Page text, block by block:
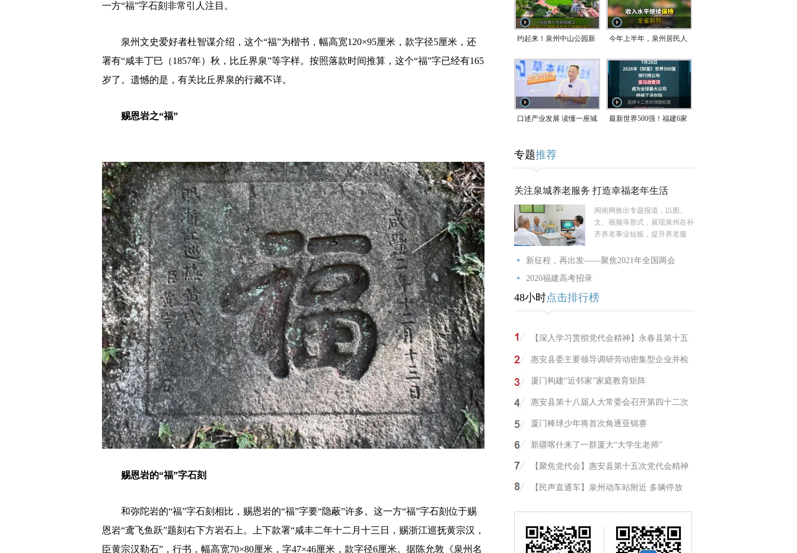
一方“福”字石刻非常引人注目。
泉州文史爱好者杜智谋介绍，这个“福”为楷书，幅高宽120×95厘米，款字径5厘米，还
署有“咸丰丁巳（1857年）秋，比丘界泉”等字样。按照落款时间推算，这个“福”字已经有165
岁了。遗憾的是，有关比丘界泉的行藏不详。
赐恩岩之“福”
赐恩岩的“福”字石刻
和弥陀岩的“福”字石刻相比，赐恩岩的“福”字要“隐蔽”许多。这一方“福”字石刻位于赐
恩岩“鸢飞鱼跃”题刻右下方岩石上。上下款署“咸丰二年十二月十三日，赐浙江巡抚黄宗汉，
臣黄宗汉勒石”，行书，幅高宽70×80厘米，字47×46厘米，款字径6厘米。据陈允敦《泉州名
约起来！泉州中山公园新 今年上半年，泉州居民人
口述产业发展 读懂一座城
家，率先研发草本卫生巾
最新世界500强！福建6家
专题推荐
关注泉城养老服务 打造幸福老年生活
闽南网推出专题报道，以图、
文、视频等形式，展现泉州在补
齐养老事业短板，提升养老服
新征程，再出发——聚焦2021年全国两会
2020福建高考招录
48小时点击排行榜
【深入学习贯彻党代会精神】永春县第十五
惠安县委主要领导调研劳动密集型企业并检
厦门构建“近邻家”家庭教育矩阵
惠安县第十八届人大常委会召开第四十二次
厦门棒球少年将首次角逐亚锦赛
新疆喀什来了一群厦大“大学生老师”
【聚焦党代会】惠安县第十五次党代会精神
【民声直通车】泉州动车站附近 多辆停放